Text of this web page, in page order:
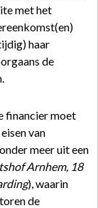
met het
haar
de
financier moet
van
meer uit een
Arnhem, 18
), waarin
de